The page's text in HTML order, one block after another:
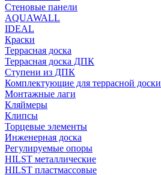
Стеновые панели
AQUAWALL
IDEAL
Краски
Террасная доска
Террасная доска ДПК
Ступени из ДПК
Комплектующие для террасной доски
Монтажные лаги
Кляймеры
Клипсы
Торцевые элементы
Инженерная доска
Регулируемые опоры
HILST металлические
HILST пластмассовые